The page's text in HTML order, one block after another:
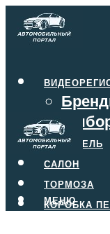
ДВИГАТЕЛЬ
САЛОН
ТОРМОЗА
КОРОБКА
МЕНЮ